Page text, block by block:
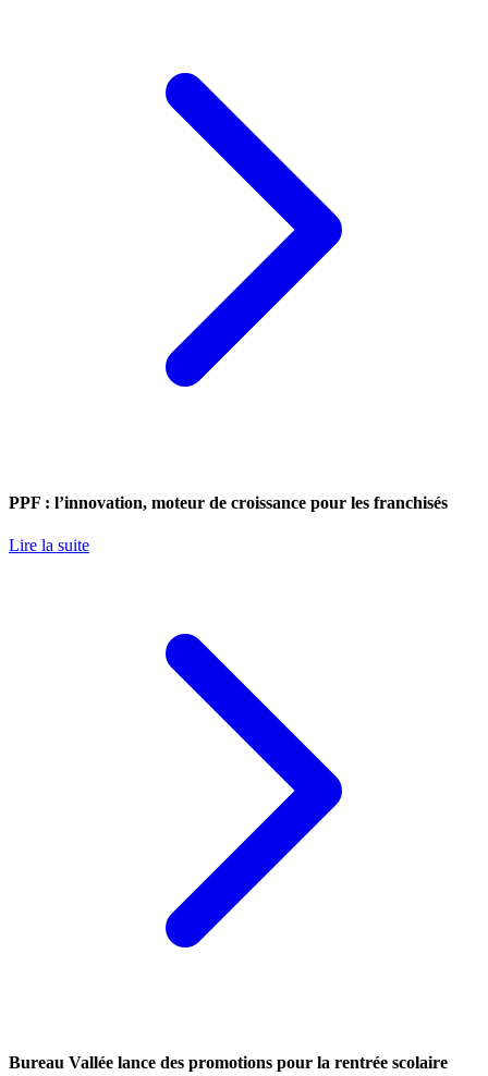
PPF : l’innovation, moteur de croissance pour les franchisés
Lire la suite
Bureau Vallée lance des promotions pour la rentrée scolaire